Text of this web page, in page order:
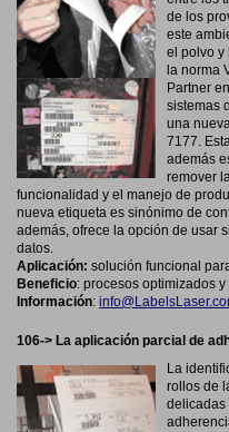
de los
este
el polvo y
la norma
Partner
sistemas
una
7177.
además
remover
funcionalidad y el manejo de
nueva etiqueta es sinónimo de
además, ofrece la opción de usar
datos.
Aplicación: solución funcional
Beneficio: procesos optimizados
Información:
106-> La aplicación parcial de
La
rollos de
delicadas